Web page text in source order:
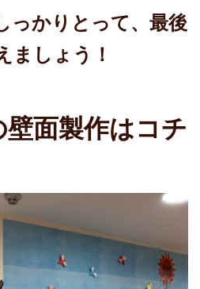
っかりとって、最後
ましょう！
面製作はコチ